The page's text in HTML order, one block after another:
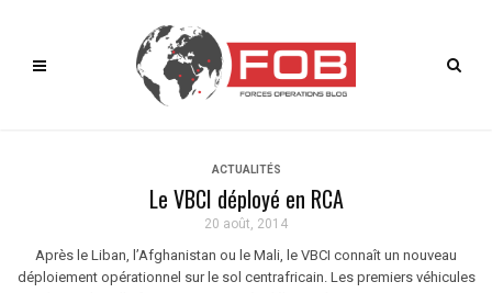
ACTUALITÉS
Le VBCI déployé en RCA
20 août, 2014
Après le Liban, l’Afghanistan ou le Mali, le VBCI connaît un nouveau
déploiement opérationnel sur le sol centrafricain. Les premiers véhicules